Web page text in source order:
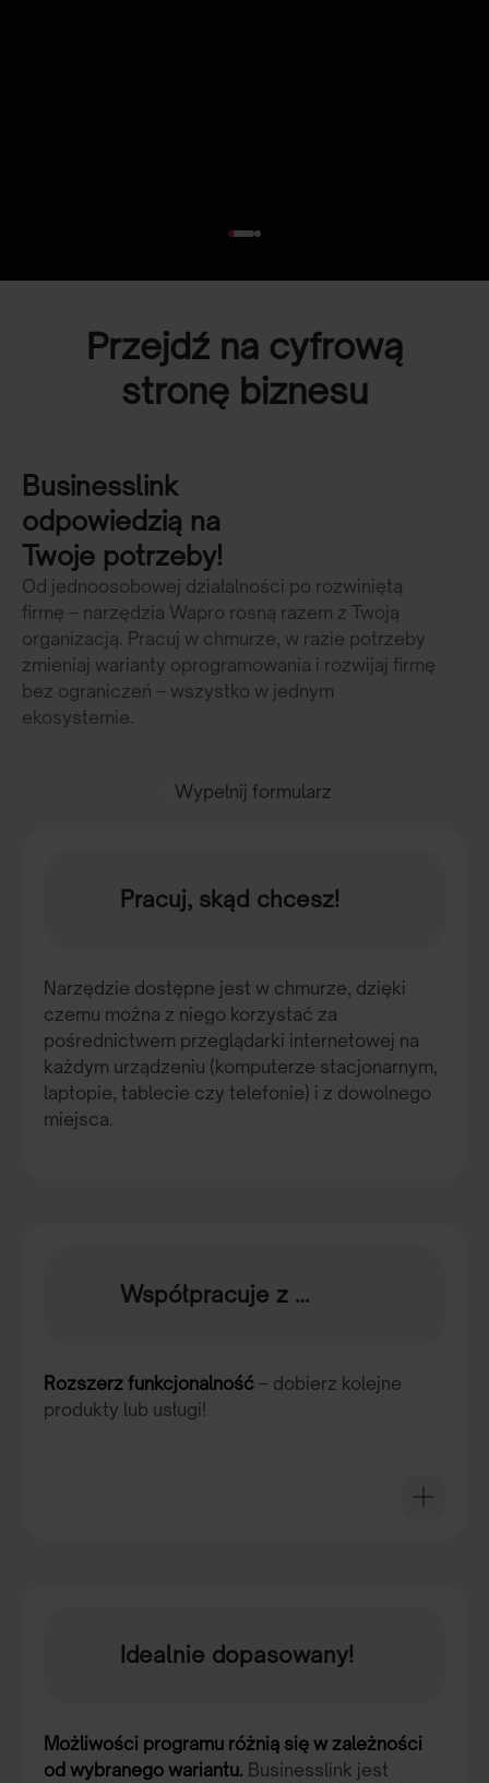
Przejdź na cyfrową
stronę biznesu
Businesslink
odpowiedzią na
Twoje potrzeby!
Od jednoosobowej działalności po rozwiniętą
firmę – narzędzia Wapro rosną razem z Twoją
organizacją. Pracuj w chmurze, w razie potrzeby
zmieniaj warianty oprogramowania i rozwijaj firmę
bez ograniczeń – wszystko w jednym
ekosystemie.
Wypełnij formularz
Pracuj, skąd chcesz!
Narzędzie dostępne jest w chmurze, dzięki
czemu można z niego korzystać za
pośrednictwem przeglądarki internetowej na
każdym urządzeniu (komputerze stacjonarnym,
laptopie, tablecie czy telefonie) i z dowolnego
miejsca.
Współpracuje z …
Rozszerz funkcjonalność – dobierz kolejne
produkty lub usługi!
Idealnie dopasowany!
Możliwości programu różnią się w zależności
od wybranego wariantu. Businesslink jest